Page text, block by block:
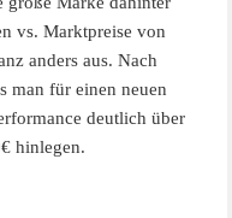
vs. Marktpreise von
anders aus. Nach
man für einen neuen
deutlich über
hinlegen.